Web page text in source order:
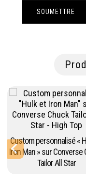
Custom personnalisé «
Iron Man » sur Converse
Tailor All Star